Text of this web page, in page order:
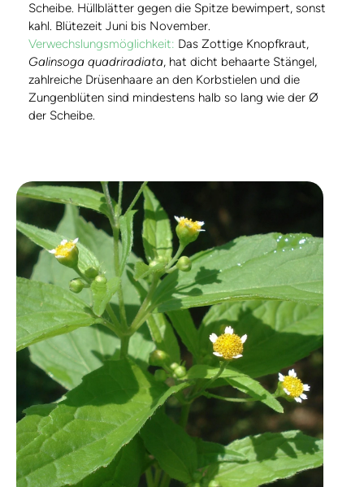
Scheibe. Hüllblätter gegen die Spitze bewimpert, sonst
kahl. Blütezeit Juni bis November.
Verwechslungsmöglichkeit: Das Zottige Knopfkraut,
Galinsoga quadriradiata, hat dicht behaarte Stängel,
zahlreiche Drüsenhaare an den Korbstielen und die
Zungenblüten sind mindestens halb so lang wie der Ø
der Scheibe.